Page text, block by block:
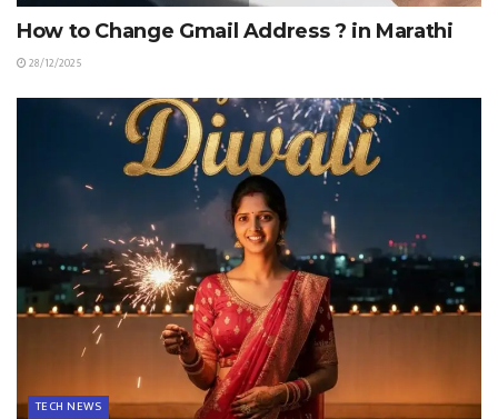
How to Change Gmail Address ? in Marathi
28/12/2025
TECH NEWS